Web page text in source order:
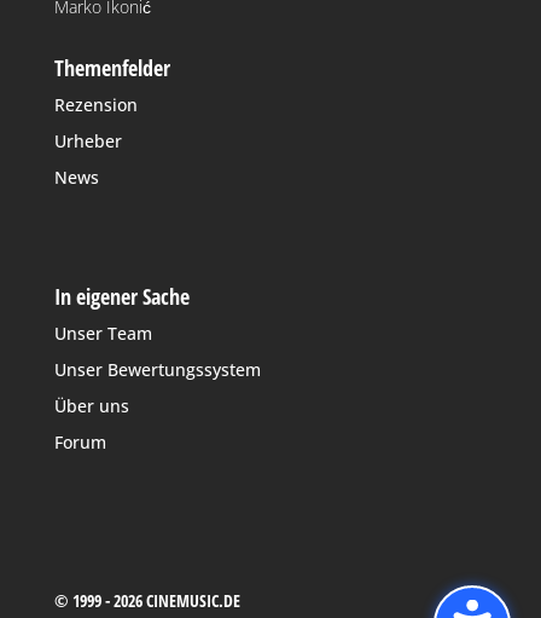
Marko Ikonić
Themenfelder
Rezension
Urheber
News
In eigener Sache
Unser Team
Unser Bewertungssystem
Über uns
Forum
© 1999 - 2026 CINEMUSIC.DE